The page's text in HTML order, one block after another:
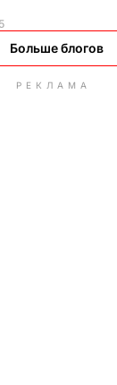
Больше блогов
РЕКЛАМА